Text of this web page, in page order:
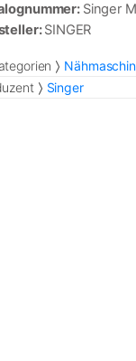
Singer
SINGER
Singer